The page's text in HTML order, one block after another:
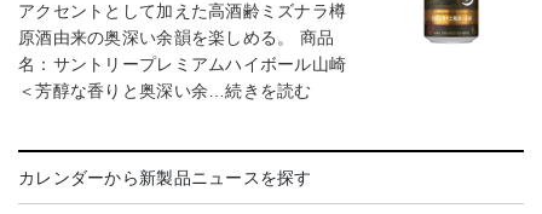
アクセントとして加えた高酒齢ミズナラ樽
原酒由来の奥深い余韻を楽しめる。 商品
名：サントリープレミアムハイボール山崎
＜芳醇な香りと奥深い余…続きを読む
カレンダーから新製品ニュースを探す